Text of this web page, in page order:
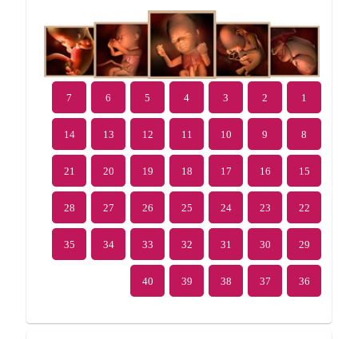
1
2
3
4
5
6
7
8
9
10
11
12
13
14
15
16
17
18
19
20
21
22
23
24
25
26
27
28
29
30
31
32
33
34
35
36
37
38
39
40